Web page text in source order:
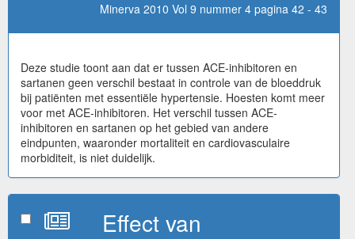
Minerva 2010 Vol 9 nummer 4 pagina 42 - 43
Deze studie toont aan dat er tussen ACE-inhibitoren en
sartanen geen verschil bestaat in controle van de bloeddruk
bij patiënten met essentiële hypertensie. Hoesten komt meer
voor met ACE-inhibitoren. Het verschil tussen ACE-
inhibitoren en sartanen op het gebied van andere
eindpunten, waaronder mortaliteit en cardiovasculaire
morbiditeit, is niet duidelijk.
Effect van